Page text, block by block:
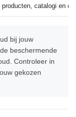
producten, catalogi en
bij jouw
beschermende
Controleer in
gekozen